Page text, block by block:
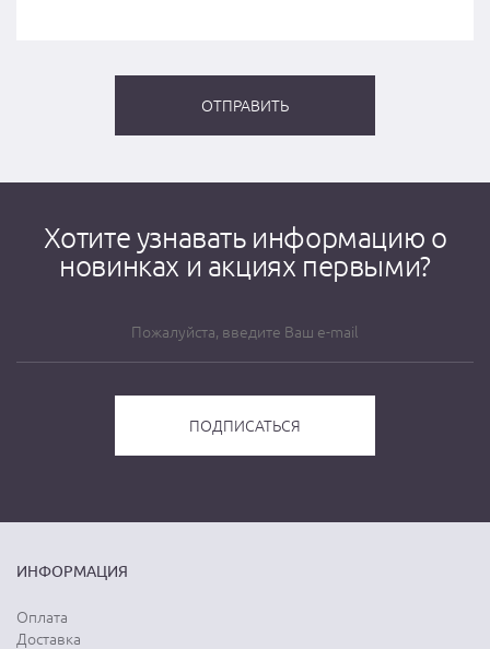
Хотите узнавать информацию о
новинках и акциях первыми?
ИНФОРМАЦИЯ
Оплата
Доставка